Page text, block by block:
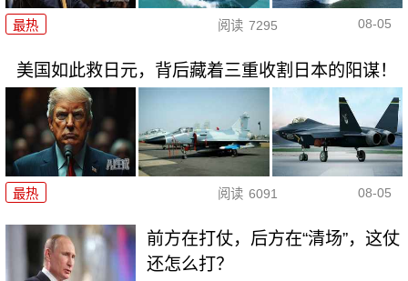
最热 阅读 7295 08-05
美国如此救日元，背后藏着三重收割日本的阳谋！
最热 阅读 6091 08-05
前方在打仗，后方在“清场”，这仗
还怎么打？